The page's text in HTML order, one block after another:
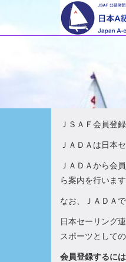
ＪＳＡＦ会員登録
ＪＡＤＡは日本
ＪＡＤＡから会
ら案内を行います
なお、ＪＡＤＡ
日本セーリング
スポーツとして
会員登録するには